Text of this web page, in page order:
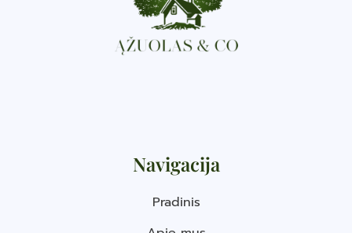
Navigacija
Pradinis